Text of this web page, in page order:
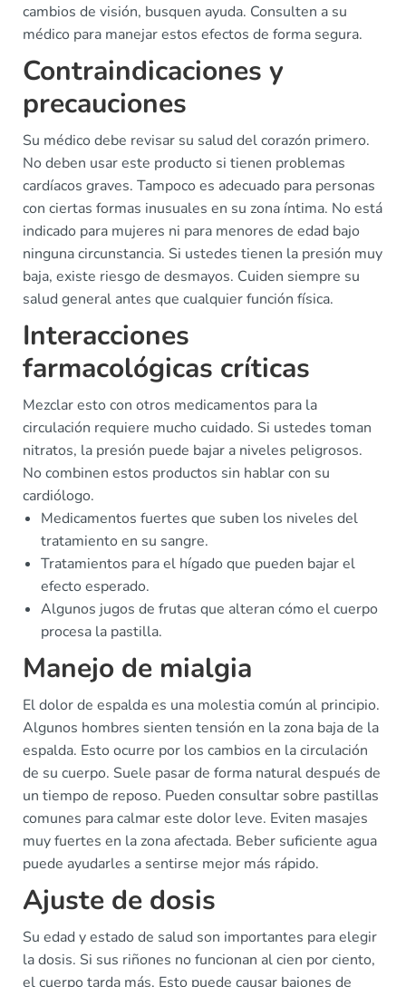
cambios de visión, busquen ayuda. Consulten a su
médico para manejar estos efectos de forma segura.
Contraindicaciones y
precauciones
Su médico debe revisar su salud del corazón primero.
No deben usar este producto si tienen problemas
cardíacos graves. Tampoco es adecuado para personas
con ciertas formas inusuales en su zona íntima. No está
indicado para mujeres ni para menores de edad bajo
ninguna circunstancia. Si ustedes tienen la presión muy
baja, existe riesgo de desmayos. Cuiden siempre su
salud general antes que cualquier función física.
Interacciones
farmacológicas críticas
Mezclar esto con otros medicamentos para la
circulación requiere mucho cuidado. Si ustedes toman
nitratos, la presión puede bajar a niveles peligrosos.
No combinen estos productos sin hablar con su
cardiólogo.
Medicamentos fuertes que suben los niveles del
tratamiento en su sangre.
Tratamientos para el hígado que pueden bajar el
efecto esperado.
Algunos jugos de frutas que alteran cómo el cuerpo
procesa la pastilla.
Manejo de mialgia
El dolor de espalda es una molestia común al principio.
Algunos hombres sienten tensión en la zona baja de la
espalda. Esto ocurre por los cambios en la circulación
de su cuerpo. Suele pasar de forma natural después de
un tiempo de reposo. Pueden consultar sobre pastillas
comunes para calmar este dolor leve. Eviten masajes
muy fuertes en la zona afectada. Beber suficiente agua
puede ayudarles a sentirse mejor más rápido.
Ajuste de dosis
Su edad y estado de salud son importantes para elegir
la dosis. Si sus riñones no funcionan al cien por ciento,
el cuerpo tarda más. Esto puede causar bajones de